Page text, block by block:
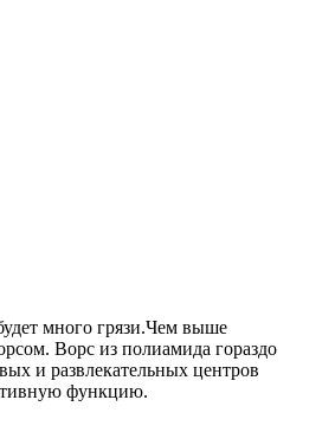
много грязи.Чем выше
Ворс из полиамида гораздо
и развлекательных центров
функцию.